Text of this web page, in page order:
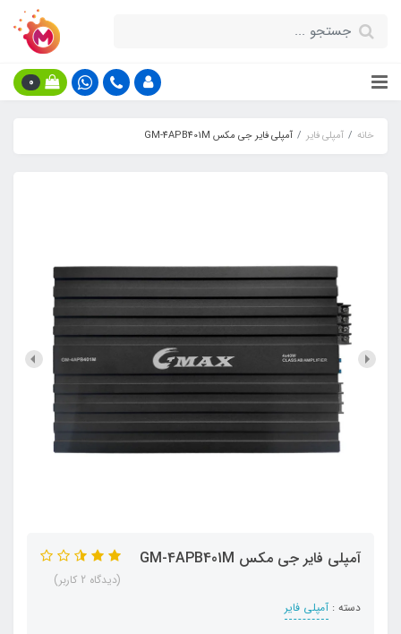
0
خانه آمپلی فایر آمپلی فایر جی مکس GM-4APB401M
آمپلی فایر جی مکس GM-4APB401M
دسته : آمپلی فایر
(دیدگاه 2 کاربر)